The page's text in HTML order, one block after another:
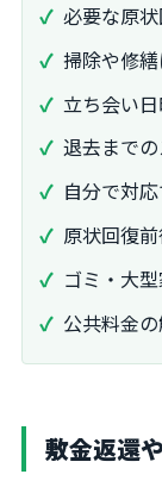
必要な原
掃除や修
立ち会い
退去まで
自分で対
原状回復
ゴミ・大
公共料金
敷金返還